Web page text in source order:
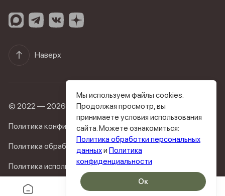
Наверх
© 2022 — 2026 byPodolskaya
Политика конфиденциальности
Политика обработки персональных данных
Политика использовании файлов cookie
Мы используем файлы cookies.
Продолжая просмотр, вы
принимаете условия использования
сайта. Можете ознакомиться:
Политика обработки персональных
данныхи Политика
конфиденциальности
Ок